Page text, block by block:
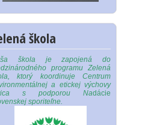
škola
škola je zapojená do
programu Zelená
ktorý koordinuje Centrum
a etickej výchovy
s podporou Nadácie
sporiteľne.